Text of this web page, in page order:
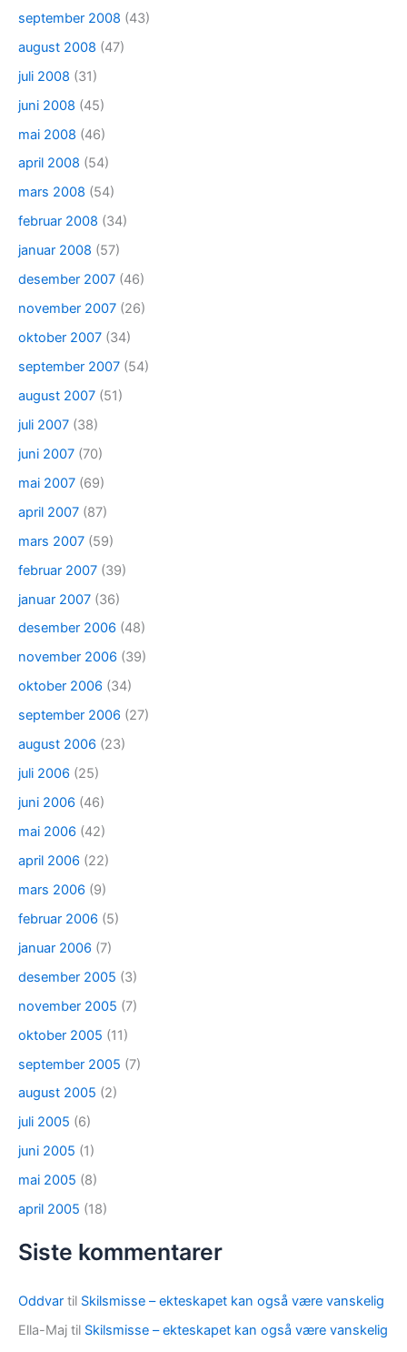
september 2008 (43)
august 2008 (47)
juli 2008 (31)
juni 2008 (45)
mai 2008 (46)
april 2008 (54)
mars 2008 (54)
februar 2008 (34)
januar 2008 (57)
desember 2007 (46)
november 2007 (26)
oktober 2007 (34)
september 2007 (54)
august 2007 (51)
juli 2007 (38)
juni 2007 (70)
mai 2007 (69)
april 2007 (87)
mars 2007 (59)
februar 2007 (39)
januar 2007 (36)
desember 2006 (48)
november 2006 (39)
oktober 2006 (34)
september 2006 (27)
august 2006 (23)
juli 2006 (25)
juni 2006 (46)
mai 2006 (42)
april 2006 (22)
mars 2006 (9)
februar 2006 (5)
januar 2006 (7)
desember 2005 (3)
november 2005 (7)
oktober 2005 (11)
september 2005 (7)
august 2005 (2)
juli 2005 (6)
juni 2005 (1)
mai 2005 (8)
april 2005 (18)
Siste kommentarer
Oddvar til Skilsmisse – ekteskapet kan også være vanskelig
Ella-Maj til Skilsmisse – ekteskapet kan også være vanskelig